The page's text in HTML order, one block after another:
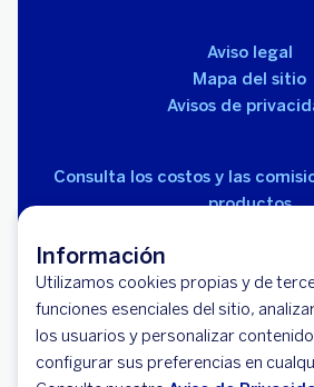
Información
Utilizamos cookies propias y de
funciones esenciales del sitio,
los usuarios y personalizar
configurar sus preferencias en
Aviso legal
Mapa del sitio
Avisos de
Consulta los costos y las
productos
© 2026 BBVA México, S.A.,